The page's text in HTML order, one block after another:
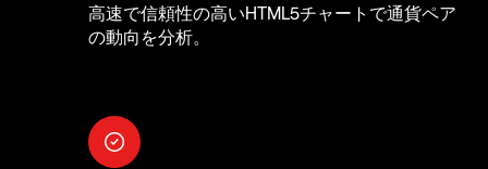
高速で信頼性の高いHTML5チャートで通貨ペア
の動向を分析。